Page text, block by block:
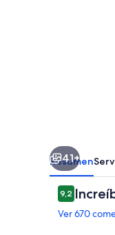
41+
Resumen
9,29,2 de 10
Ver 670